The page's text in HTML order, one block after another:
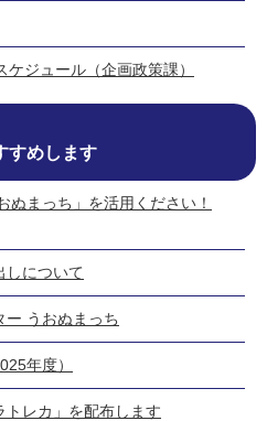
ジュール（企画政策課）
すめします
ぬまっち」を活用ください！
しについて
ー うおぬまっち
年度）
トレカ」を配布します